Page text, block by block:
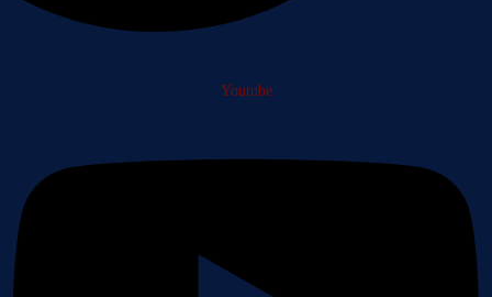
Youtube